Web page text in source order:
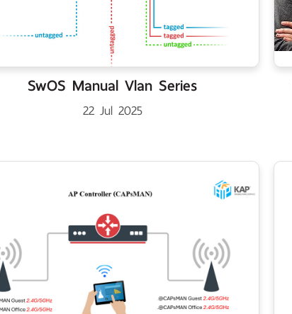
SwOS Manual Vlan Series
22 Jul 2025